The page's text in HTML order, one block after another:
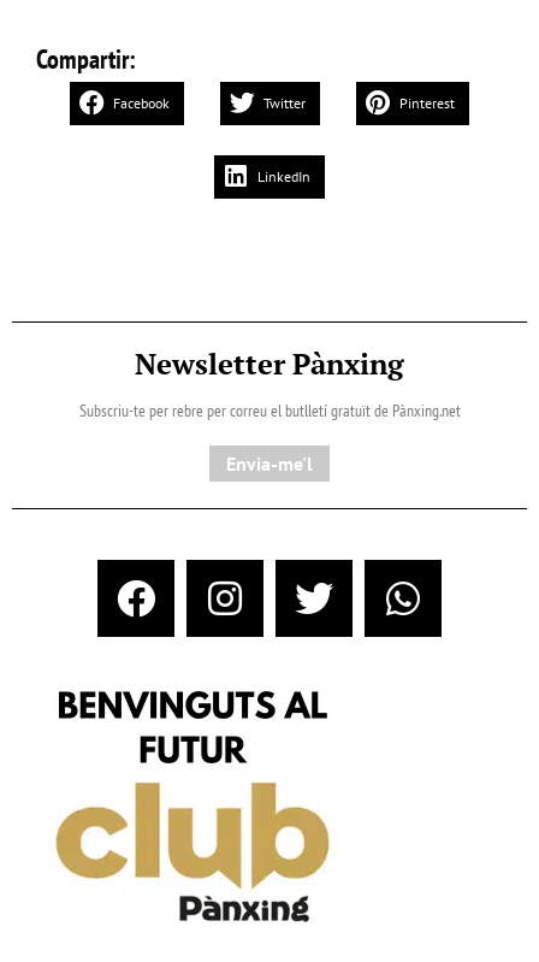
Compartir:
Facebook Twitter Pinterest
LinkedIn
Newsletter Pànxing
Subscriu-te per rebre per correu el butlletí gratuït de Pànxing.net​
Envia-me'l